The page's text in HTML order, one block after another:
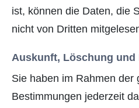
ist, können die Daten, die
nicht von Dritten
Auskunft, Löschung und
Sie haben im Rahmen der
Bestimmungen jederzeit